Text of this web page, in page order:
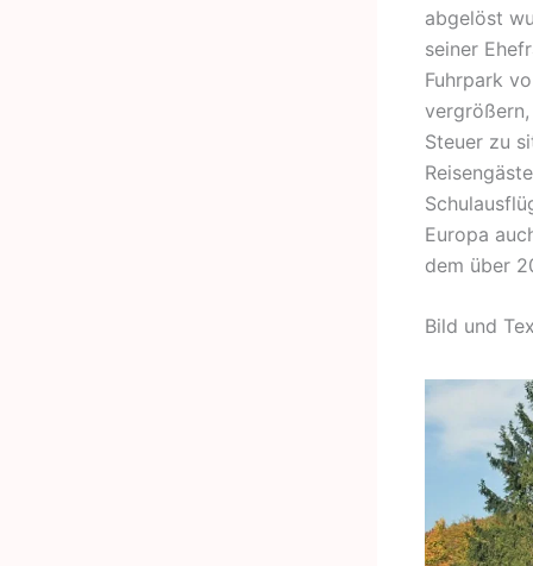
abgelöst
seiner
Fuhrpark
Steuer zu
Europa
dem über
Bild und